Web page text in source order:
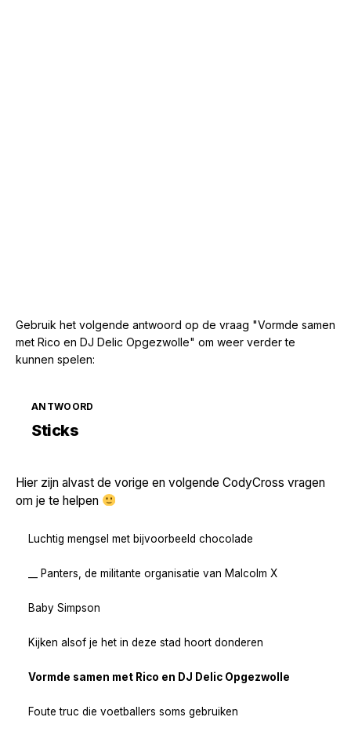
Gebruik het volgende antwoord op de vraag "Vormde samen
met Rico en DJ Delic Opgezwolle" om weer verder te
kunnen spelen:
ANTWOORD
Sticks
Hier zijn alvast de vorige en volgende CodyCross vragen
om je te helpen
Luchtig mengsel met bijvoorbeeld chocolade
__ Panters, de militante organisatie van Malcolm X
Baby Simpson
Kijken alsof je het in deze stad hoort donderen
Vormde samen met Rico en DJ Delic Opgezwolle
Foute truc die voetballers soms gebruiken